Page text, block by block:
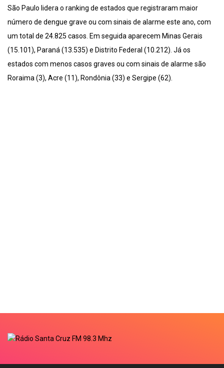
São Paulo lidera o ranking de estados que registraram maior
número de dengue grave ou com sinais de alarme este ano, com
um total de 24.825 casos. Em seguida aparecem Minas Gerais
(15.101), Paraná (13.535) e Distrito Federal (10.212). Já os
estados com menos casos graves ou com sinais de alarme são
Roraima (3), Acre (11), Rondônia (33) e Sergipe (62).